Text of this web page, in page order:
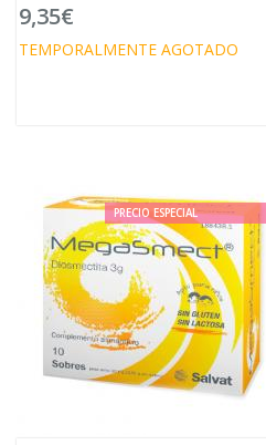
9,35€
TEMPORALMENTE AGOTADO
PRECIO ESPECIAL